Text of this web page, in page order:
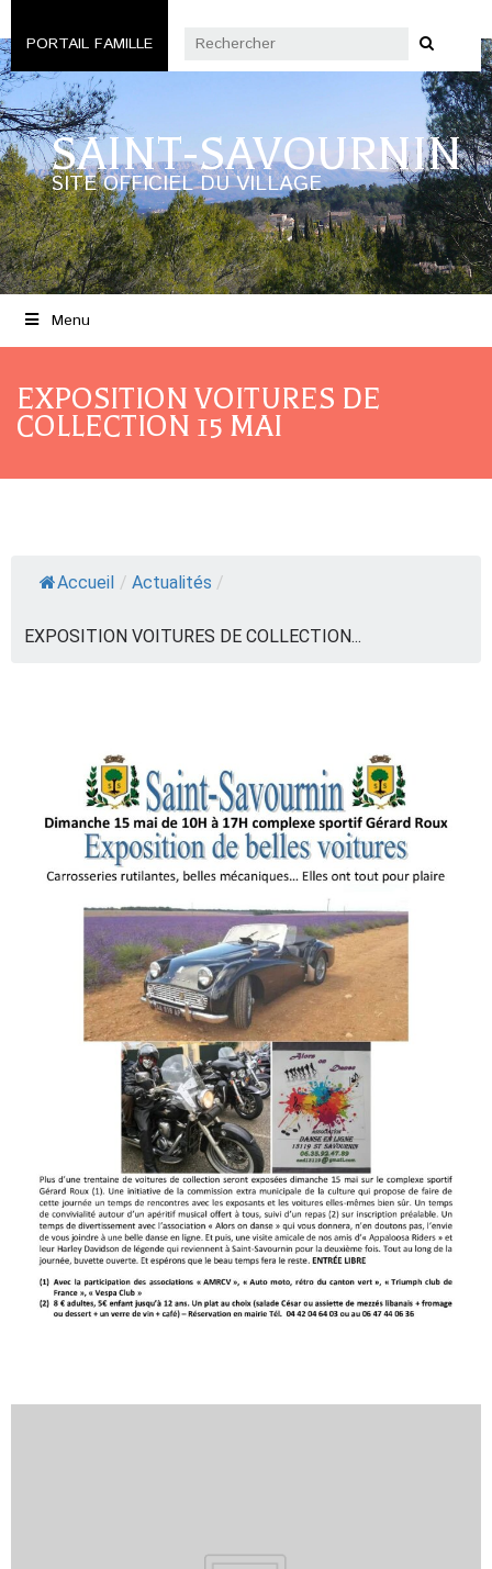
PORTAIL FAMILLE
SAINT-SAVOURNIN
SITE OFFICIEL DU VILLAGE
Menu
EXPOSITION VOITURES DE
COLLECTION 15 MAI
Accueil / Actualités /
EXPOSITION VOITURES DE COLLECTION...